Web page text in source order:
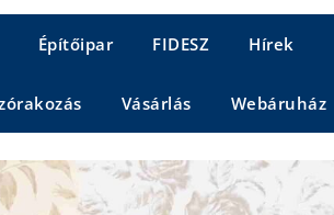
Építőipar FIDESZ Hírek
Vásárlás Webáruház